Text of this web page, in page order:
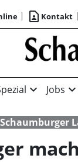
contact_page Kontakt
expand_more Jobs expand_more
Schaumburger